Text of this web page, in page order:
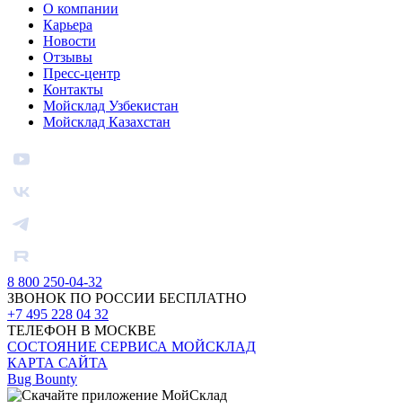
О компании
Карьера
Новости
Отзывы
Пресс-центр
Контакты
Мойсклад Узбекистан
Мойсклад Казахстан
8 800 250-04-32
ЗВОНОК ПО РОССИИ БЕСПЛАТНО
+7 495 228 04 32
ТЕЛЕФОН В МОСКВЕ
СОСТОЯНИЕ СЕРВИСА МОЙСКЛАД
КАРТА САЙТА
Bug Bounty